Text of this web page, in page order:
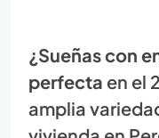
¿Sueñas con
perfecta en el
amplia